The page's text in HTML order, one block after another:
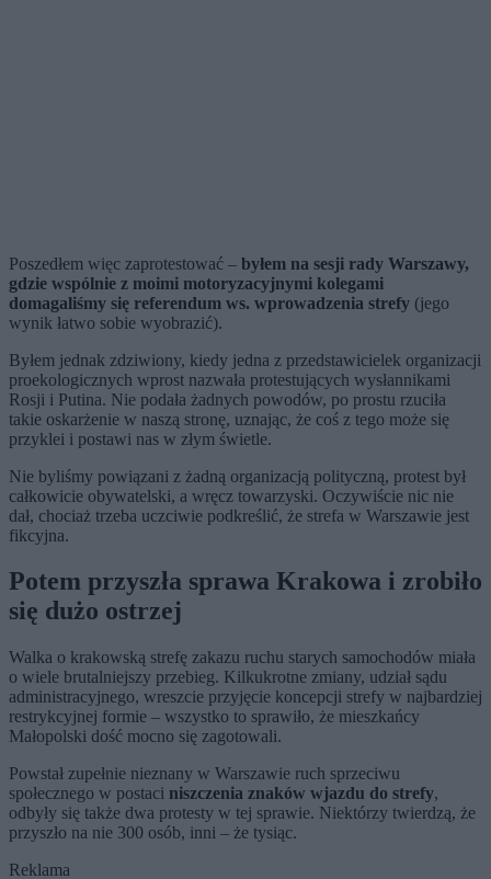
Poszedłem więc zaprotestować – byłem na sesji rady Warszawy,
gdzie wspólnie z moimi motoryzacyjnymi kolegami
domagaliśmy się referendum ws. wprowadzenia strefy (jego
wynik łatwo sobie wyobrazić).
Byłem jednak zdziwiony, kiedy jedna z przedstawicielek organizacji
proekologicznych wprost nazwała protestujących wysłannikami
Rosji i Putina. Nie podała żadnych powodów, po prostu rzuciła
takie oskarżenie w naszą stronę, uznając, że coś z tego może się
przyklei i postawi nas w złym świetle.
Nie byliśmy powiązani z żadną organizacją polityczną, protest był
całkowicie obywatelski, a wręcz towarzyski. Oczywiście nic nie
dał, chociaż trzeba uczciwie podkreślić, że strefa w Warszawie jest
fikcyjna.
Potem przyszła sprawa Krakowa i zrobiło
się dużo ostrzej
Walka o krakowską strefę zakazu ruchu starych samochodów miała
o wiele brutalniejszy przebieg. Kilkukrotne zmiany, udział sądu
administracyjnego, wreszcie przyjęcie koncepcji strefy w najbardziej
restrykcyjnej formie – wszystko to sprawiło, że mieszkańcy
Małopolski dość mocno się zagotowali.
Powstał zupełnie nieznany w Warszawie ruch sprzeciwu
społecznego w postaci niszczenia znaków wjazdu do strefy,
odbyły się także dwa protesty w tej sprawie. Niektórzy twierdzą, że
przyszło na nie 300 osób, inni – że tysiąc.
Reklama